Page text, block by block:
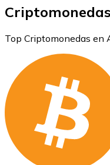
Top Criptomonedas en